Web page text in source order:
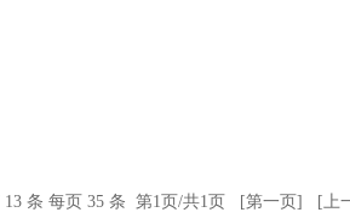
13 条 每页 35 条 第1页/共1页 [第一页] [